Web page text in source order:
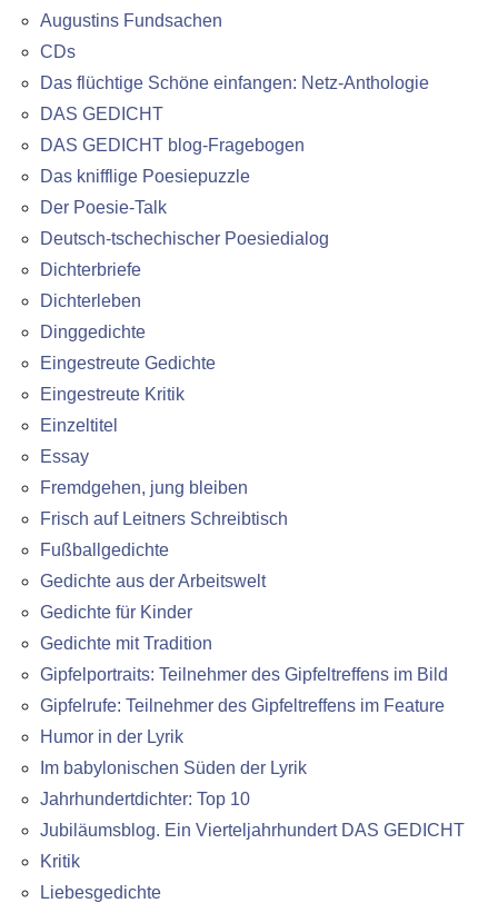
Augustins Fundsachen
CDs
Das flüchtige Schöne einfangen: Netz-Anthologie
DAS GEDICHT
DAS GEDICHT blog-Fragebogen
Das knifflige Poesiepuzzle
Der Poesie-Talk
Deutsch-tschechischer Poesiedialog
Dichterbriefe
Dichterleben
Dinggedichte
Eingestreute Gedichte
Eingestreute Kritik
Einzeltitel
Essay
Fremdgehen, jung bleiben
Frisch auf Leitners Schreibtisch
Fußballgedichte
Gedichte aus der Arbeitswelt
Gedichte für Kinder
Gedichte mit Tradition
Gipfelportraits: Teilnehmer des Gipfeltreffens im Bild
Gipfelrufe: Teilnehmer des Gipfeltreffens im Feature
Humor in der Lyrik
Im babylonischen Süden der Lyrik
Jahrhundertdichter: Top 10
Jubiläumsblog. Ein Vierteljahrhundert DAS GEDICHT
Kritik
Liebesgedichte